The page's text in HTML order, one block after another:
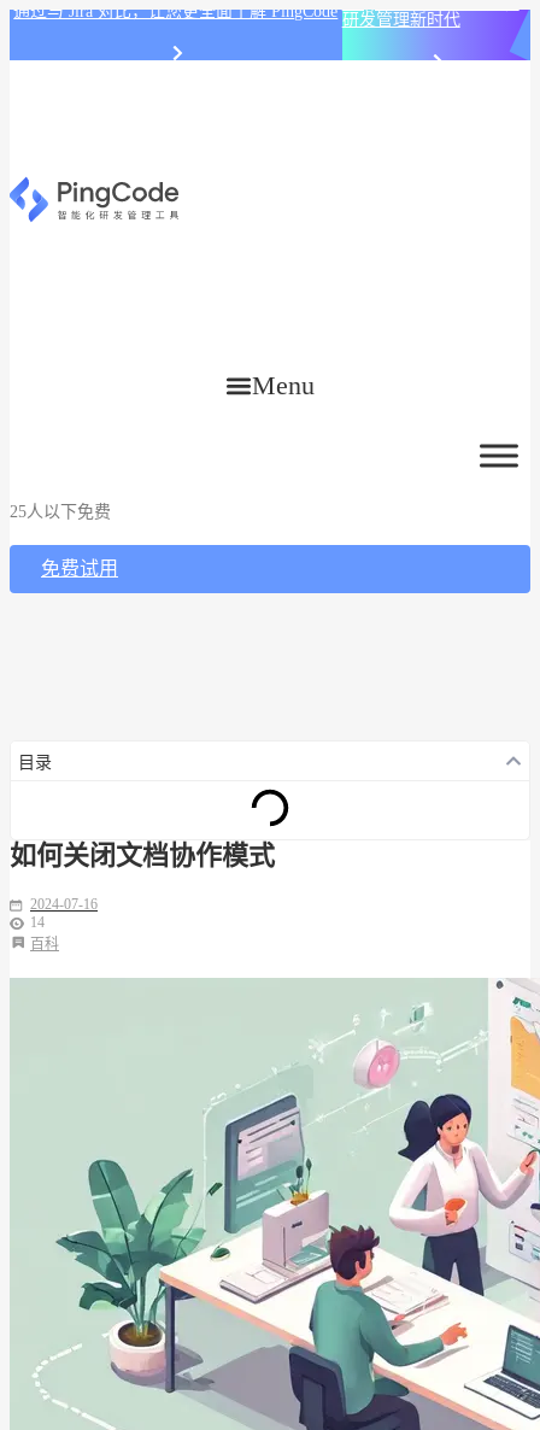
通过与 Jira 对比，让您更全面了解 PingCode 研发管理新时代
Menu
25人以下免费
免费试用
目录
如何关闭文档协作模式
2024-07-16
14
百科